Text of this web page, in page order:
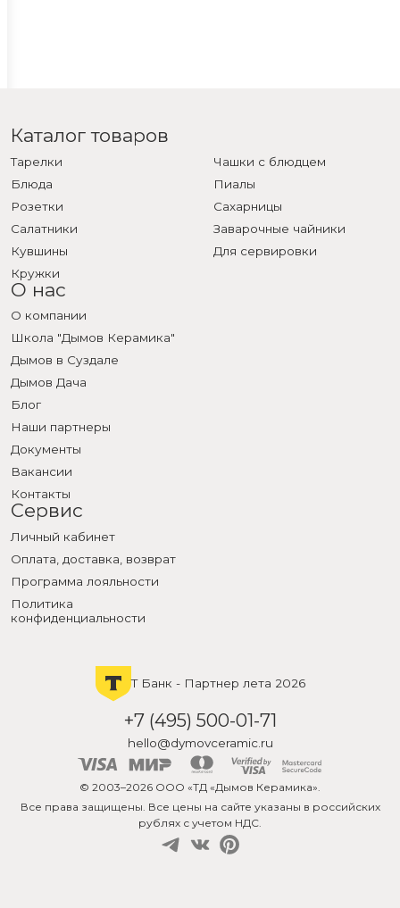
Каталог товаров
Тарелки
Блюда
Розетки
Салатники
Кувшины
Кружки
Чашки с блюдцем
Пиалы
Сахарницы
Заварочные чайники
Для сервировки
О нас
О компании
Школа "Дымов Керамика"
Дымов в Суздале
Дымов Дача
Блог
Наши партнеры
Документы
Вакансии
Контакты
Сервис
Личный кабинет
Оплата, доставка, возврат
Программа лояльности
Политика
конфиденциальности
Т Банк - Партнер лета 2026
+7 (495) 500-01-71
hello@dymovceramic.ru
© 2003–2026 ООО «ТД «Дымов Керамика».
Все права защищены. Все цены на сайте указаны в российских
рублях с учетом НДС.